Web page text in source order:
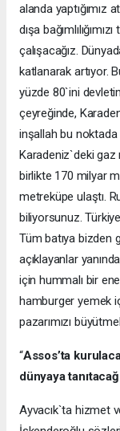
alanda yaptığımız
dışa
çalışacağız.
katlanarak artıyor.
yüzde 80`ini
çeyreğinde,
inşallah bu noktada
Karadeniz`deki
birlikte 170 milyar
metreküpe ulaştı.
biliyorsunuz.
Tüm batıya bizden
açıklayanlar
için hummalı bir
hamburger yemek
pazarımızı
“Assos’ta
dünyaya
Ayvacık`ta hizmet